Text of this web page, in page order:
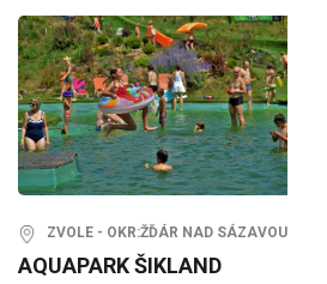
ZVOLE - OKR:ŽĎÁR NAD SÁZAVOU
AQUAPARK ŠIKLAND